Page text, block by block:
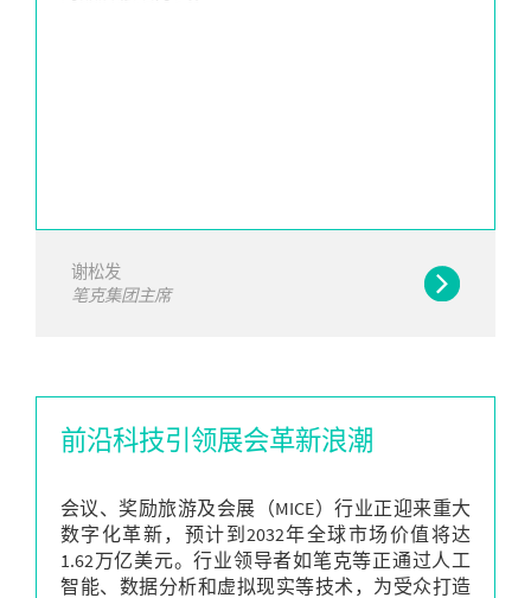
谢松发
笔克集团主席
前沿科技引领展会革新浪潮
会议、奖励旅游及会展（MICE）行业正迎来重大
数字化革新，预计到2032年全球市场价值将达
1.62万亿美元。行业领导者如笔克等正通过人工
智能、数据分析和虚拟现实等技术，为受众打造